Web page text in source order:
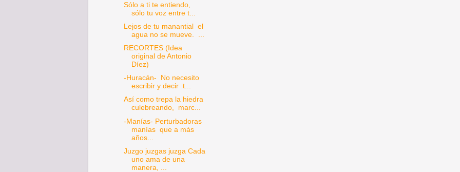
Sólo a ti te entiendo,
sólo tu voz entre t...
Lejos de tu manantial el
agua no se mueve. ...
RECORTES (Idea
original de Antonio
Díez)
-Huracán- No necesito
escribir y decir t...
Así como trepa la hiedra
culebreando, marc...
-Manías- Perturbadoras
manías que a más
años...
Juzgo juzgas juzga Cada
uno ama de una
manera, ...